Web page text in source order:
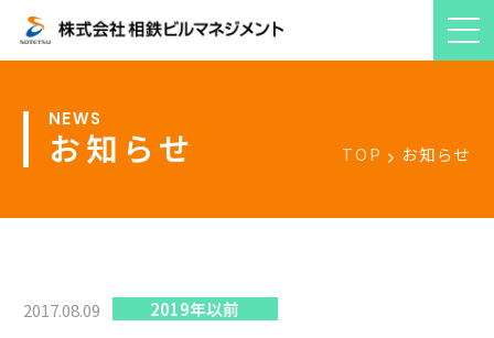
お知らせ TOP お知らせ
2017.08.09 2019年以前